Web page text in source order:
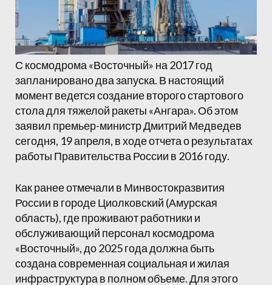
С космодрома «Восточный» на 2017 год
запланировано два запуска. В настоящий
момент ведется создание второго стартового
стола для тяжелой ракеты «Ангара». Об этом
заявил премьер-министр Дмитрий Медведев
сегодня, 19 апреля, в ходе отчета о результатах
работы Правительства России в 2016 году.
Как ранее отмечали в Минвостокразвития
России в городе Циолковский (Амурская
область), где проживают работники и
обслуживающий персонал космодрома
«Восточный», до 2025 года должна быть
создана современная социальная и жилая
инфраструктура в полном объеме. Для этого